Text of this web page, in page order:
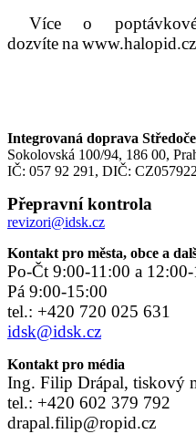
Více o
dozvíte na www.halopid.cz
Integrovaná doprava
Sokolovská 100/94, 186 00,
IČ: 057 92 291, DIČ:
Přepravní kontrola
revizori@idsk.cz
Kontakt pro města, obce a
Po-Čt 9:00-11:00 a
Pá 9:00-15:00
tel.: +420 720 025 631
idsk@idsk.cz
Kontakt pro média
Ing. Filip Drápal, tiskový
tel.: +420 602 379 792
drapal.filip@ropid.cz